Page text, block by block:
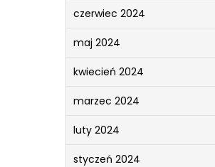
czerwiec 2024
maj 2024
kwiecień 2024
marzec 2024
luty 2024
styczeń 2024